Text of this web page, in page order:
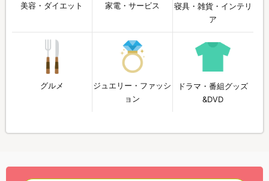
美容・ダイエット 家電・サービス
寝具・雑貨・インテリ
ア
グルメ
ジュエリー・ファッシ
ョン
ドラマ・番組グッズ
&DVD